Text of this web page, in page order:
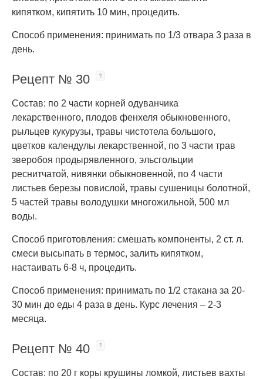
кипятком, кипятить 10 мин, процедить.
Способ применения: принимать по 1/3 отвара 3 раза в
день.
Рецепт № 30
Состав: по 2 части корней одуванчика
лекарственного, плодов фенхеля обыкновенного,
рыльцев кукурузы, травы чистотела большого,
цветков календулы лекарственной, по 3 части трав
зверобоя продырявленного, эльсгольции
реснитчатой, нивянки обыкновенной, по 4 части
листьев березы повислой, травы сушеницы болотной,
5 частей травы володушки многожильной, 500 мл
воды.
Способ приготовления: смешать компоненты, 2 ст. л.
смеси высыпать в термос, залить кипятком,
настаивать 6-8 ч, процедить.
Способ применения: принимать по 1/2 стакана за 20-
30 мин до еды 4 раза в день. Курс лечения – 2-3
месяца.
Рецепт № 40
Состав: по 20 г коры крушины ломкой, листьев вахты